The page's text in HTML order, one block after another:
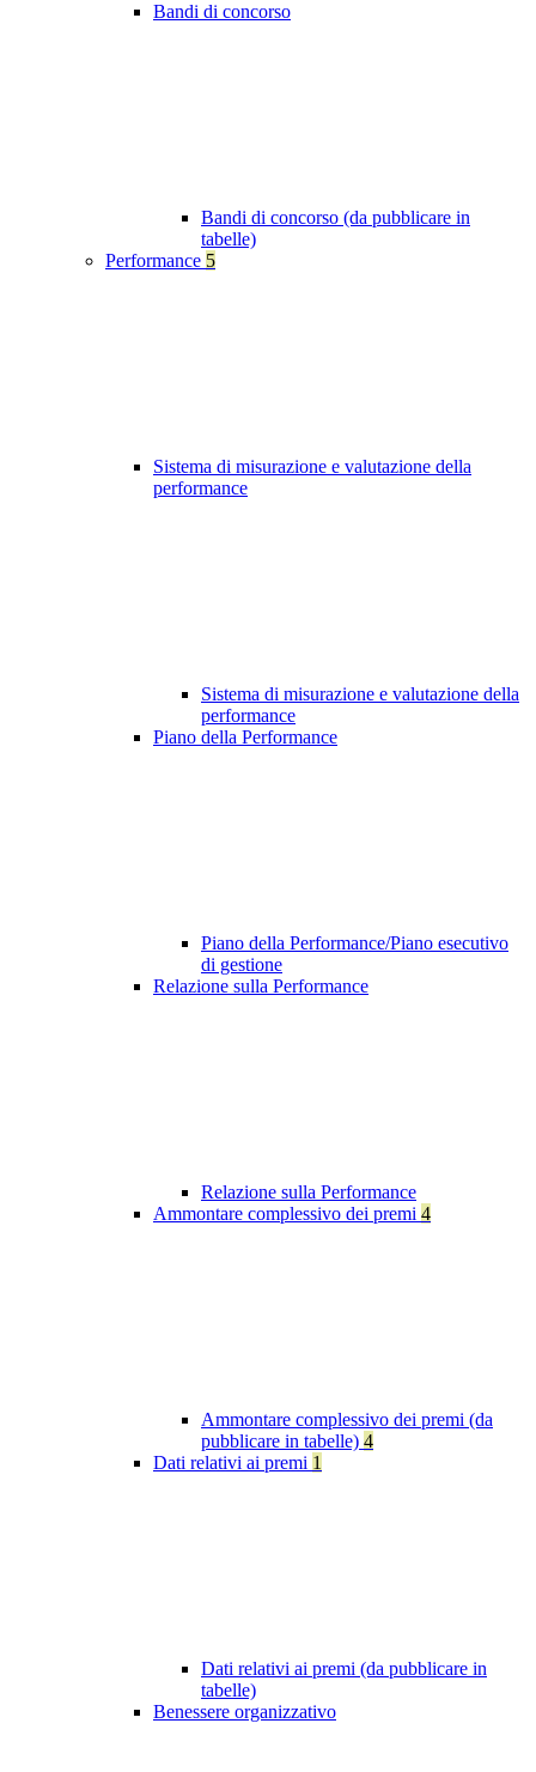
Bandi di concorso
Bandi di concorso (da pubblicare in
tabelle)
Performance 5
Sistema di misurazione e valutazione della
performance
Sistema di misurazione e valutazione della
performance
Piano della Performance
Piano della Performance/Piano esecutivo
di gestione
Relazione sulla Performance
Relazione sulla Performance
Ammontare complessivo dei premi 4
Ammontare complessivo dei premi (da
pubblicare in tabelle) 4
Dati relativi ai premi 1
Dati relativi ai premi (da pubblicare in
tabelle)
Benessere organizzativo